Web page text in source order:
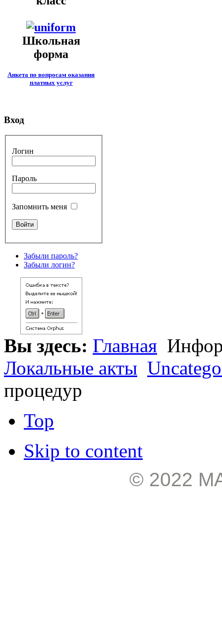
Школьная
форма
Анкета по вопросам оказания
платных услуг
Вход
Логин
Пароль
Запомнить меня
Забыли пароль?
Забыли логин?
Вы здесь: Главная
Локальные акты
процедур
Top
Skip to content
© 2022